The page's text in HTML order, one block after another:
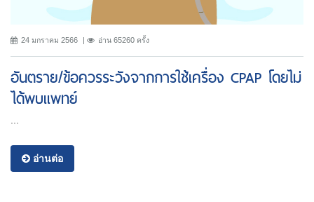
24 มกราคม 2566 อ่าน 65260 ครั้ง
อันตราย/ข้อควรระวังจากการใช้เครื่อง CPAP โดยไม่
ได้พบแพทย์
อ่านต่อ